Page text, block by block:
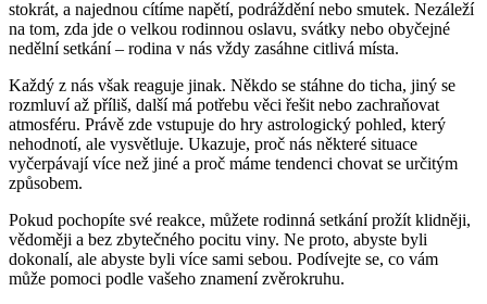
stokrát, a najednou cítíme napětí, podráždění nebo smutek. Nezáleží
na tom, zda jde o velkou rodinnou oslavu, svátky nebo obyčejné
nedělní setkání – rodina v nás vždy zasáhne citlivá místa.
Každý z nás však reaguje jinak. Někdo se stáhne do ticha, jiný se
rozmluví až příliš, další má potřebu věci řešit nebo zachraňovat
atmosféru. Právě zde vstupuje do hry astrologický pohled, který
nehodnotí, ale vysvětluje. Ukazuje, proč nás některé situace
vyčerpávají více než jiné a proč máme tendenci chovat se určitým
způsobem.
Pokud pochopíte své reakce, můžete rodinná setkání prožít klidněji,
vědoměji a bez zbytečného pocitu viny. Ne proto, abyste byli
dokonalí, ale abyste byli více sami sebou. Podívejte se, co vám
může pomoci podle vašeho znamení zvěrokruhu.